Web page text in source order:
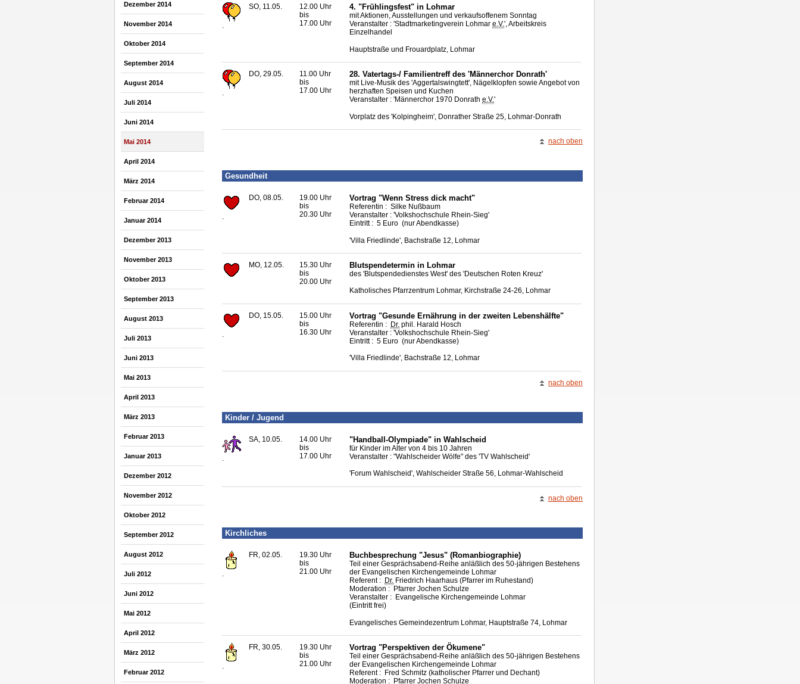
Dezember 2014
November 2014
Oktober 2014
September 2014
August 2014
Juli 2014
Juni 2014
Mai 2014
April 2014
März 2014
Februar 2014
Januar 2014
Dezember 2013
November 2013
Oktober 2013
September 2013
August 2013
Juli 2013
Juni 2013
Mai 2013
April 2013
März 2013
Februar 2013
Januar 2013
Dezember 2012
November 2012
Oktober 2012
September 2012
August 2012
Juli 2012
Juni 2012
Mai 2012
April 2012
März 2012
Februar 2012
.
SO, 11.05.
12.00 Uhr
bis
17.00 Uhr
4. "Frühlingsfest" in Lohmar
mit Aktionen, Ausstellungen und verkaufsoffenem Sonntag
Veranstalter : 'Stadtmarketingverein Lohmar e.V.', Arbeitskreis
Einzelhandel
Hauptstraße und Frouardplatz, Lohmar
.
DO, 29.05.
11.00 Uhr
bis
17.00 Uhr
28. Vatertags-/ Familientreff des 'Männerchor Donrath'
mit Live-Musik des 'Aggertalswingtett', Nägelklopfen sowie Angebot von
herzhaften Speisen und Kuchen
Veranstalter : 'Männerchor 1970 Donrath e.V.'
Vorplatz des 'Kolpingheim', Donrather Straße 25, Lohmar-Donrath
nach oben
Gesundheit
.
DO, 08.05.
19.00 Uhr
bis
20.30 Uhr
Vortrag "Wenn Stress dick macht"
Referentin : Silke Nußbaum
Veranstalter : 'Volkshochschule Rhein-Sieg'
Eintritt : 5 Euro (nur Abendkasse)
'Villa Friedlinde', Bachstraße 12, Lohmar
MO, 12.05.
15.30 Uhr
bis
20.00 Uhr
Blutspendetermin in Lohmar
des 'Blutspendedienstes West' des 'Deutschen Roten Kreuz'
Katholisches Pfarrzentrum Lohmar, Kirchstraße 24-26, Lohmar
.
DO, 15.05.
15.00 Uhr
bis
16.30 Uhr
Vortrag "Gesunde Ernährung in der zweiten Lebenshälfte"
Referentin : Dr. phil. Harald Hosch
Veranstalter : 'Volkshochschule Rhein-Sieg'
Eintritt : 5 Euro (nur Abendkasse)
'Villa Friedlinde', Bachstraße 12, Lohmar
nach oben
Kinder / Jugend
.
SA, 10.05.
14.00 Uhr
bis
17.00 Uhr
"Handball-Olympiade" in Wahlscheid
für Kinder im Alter von 4 bis 10 Jahren
Veranstalter : "Wahlscheider Wölfe" des 'TV Wahlscheid'
'Forum Wahlscheid', Wahlscheider Straße 56, Lohmar-Wahlscheid
nach oben
Kirchliches
.
FR, 02.05.
19.30 Uhr
bis
21.00 Uhr
Buchbesprechung "Jesus" (Romanbiographie)
Teil einer Gesprächsabend-Reihe anläßlich des 50-jährigen Bestehens
der Evangelischen Kirchengemeinde Lohmar
Referent : Dr. Friedrich Haarhaus (Pfarrer im Ruhestand)
Moderation : Pfarrer Jochen Schulze
Veranstalter : Evangelische Kirchengemeinde Lohmar
(Eintritt frei)
Evangelisches Gemeindezentrum Lohmar, Hauptstraße 74, Lohmar
.
FR, 30.05.
19.30 Uhr
bis
21.00 Uhr
Vortrag "Perspektiven der Ökumene"
Teil einer Gesprächsabend-Reihe anläßlich des 50-jährigen Bestehens
der Evangelischen Kirchengemeinde Lohmar
Referent : Fred Schmitz (katholischer Pfarrer und Dechant)
Moderation : Pfarrer Jochen Schulze